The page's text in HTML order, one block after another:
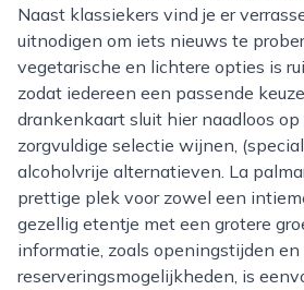
Naast klassiekers vind je er
uitnodigen om iets nieuws te
vegetarische en lichtere opties is
zodat iedereen een passende
drankenkaart sluit hier naadloos op
zorgvuldige selectie wijnen,
alcoholvrije alternatieven. La
prettige plek voor zowel een
gezellig etentje met een grotere
informatie, zoals openingstijden en
reserveringsmogelijkheden, is